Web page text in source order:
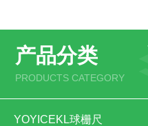
产品分类
PRODUCTS CATEGORY
YOYICEKL球栅尺